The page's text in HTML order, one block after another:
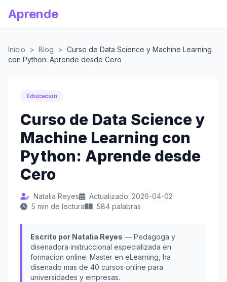
Aprende
Inicio > Blog > Curso de Data Science y Machine Learning
con Python: Aprende desde Cero
Educacion
Curso de Data Science y
Machine Learning con
Python: Aprende desde
Cero
Natalia Reyes
Actualizado: 2026-04-02
5 min de lectura
584 palabras
Escrito por Natalia Reyes — Pedagoga y
disenadora instruccional especializada en
formacion online. Master en eLearning, ha
disenado mas de 40 cursos online para
universidades y empresas.